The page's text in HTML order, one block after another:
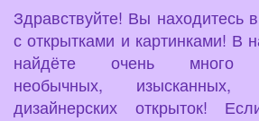
Здравствуйте! Вы находитесь
с открытками и картинками! В
найдёте очень много
необычных, изысканных,
дизайнерских открыток!